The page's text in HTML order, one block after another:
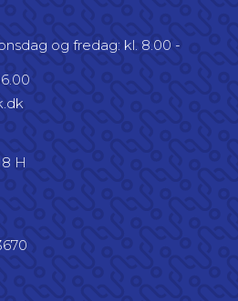
og fredag: kl. 8.00 -
H